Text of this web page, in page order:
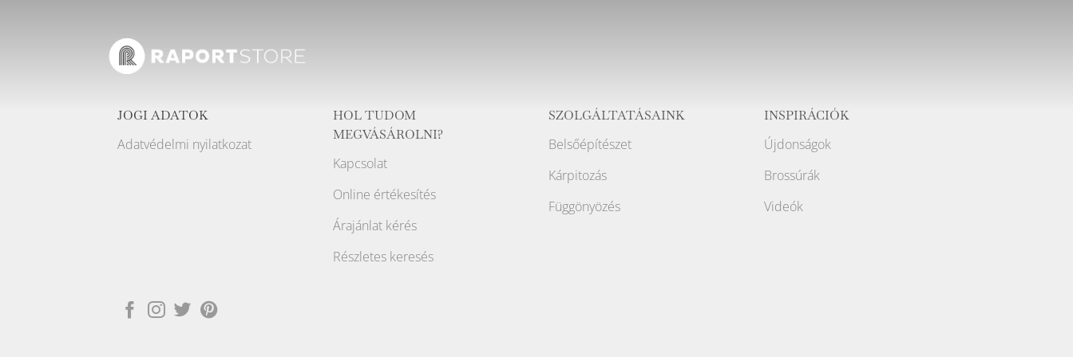
JOGI ADATOK
Adatvédelmi nyilatkozat
HOL TUDOM
MEGVÁSÁROLNI?
Kapcsolat
Online értékesítés
Árajánlat kérés
Részletes keresés
SZOLGÁLTATÁSAINK
Belsőépítészet
Kárpitozás
Függönyözés
INSPIRÁCIÓK
Újdonságok
Brossúrák
Videók